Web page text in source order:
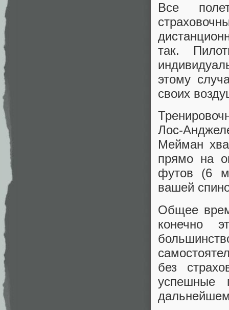
Все
так.
этому
своих
Лос-
Мейман
прямо на
футов (6
вашей
Общее
конечно
без
успешные